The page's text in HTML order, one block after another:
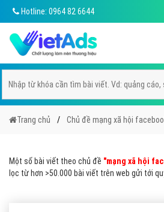
Hotline: 0964 82 6644
Trang chủ Chủ đề mạng xã hội
Một số bài viết theo chủ đề "mạng xã hội
lọc từ hơn >50.000 bài viết trên web gửi tới